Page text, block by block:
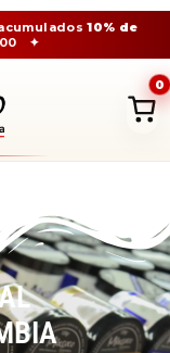
10% de
✦
0